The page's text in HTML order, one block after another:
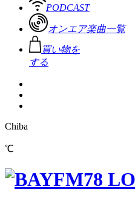
PODCAST
オンエア楽曲一覧
買い物を
する
Chiba
℃